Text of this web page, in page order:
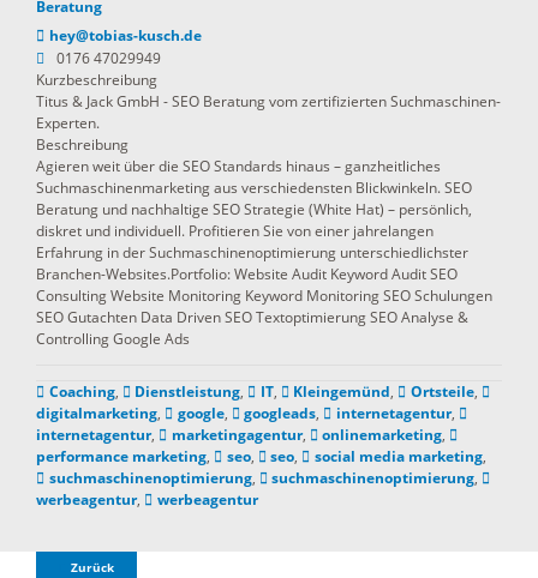
Beratung
hey@tobias-kusch.de
0176 47029949
Kurzbeschreibung
Titus & Jack GmbH - SEO Beratung vom zertifizierten Suchmaschinen-
Experten.
Beschreibung
Agieren weit über die SEO Standards hinaus – ganzheitliches
Suchmaschinenmarketing aus verschiedensten Blickwinkeln. SEO
Beratung und nachhaltige SEO Strategie (White Hat) – persönlich,
diskret und individuell. Profitieren Sie von einer jahrelangen
Erfahrung in der Suchmaschinenoptimierung unterschiedlichster
Branchen-Websites.Portfolio: Website Audit Keyword Audit SEO
Consulting Website Monitoring Keyword Monitoring SEO Schulungen
SEO Gutachten Data Driven SEO Textoptimierung SEO Analyse &
Controlling Google Ads
Coaching, Dienstleistung, IT, Kleingemünd, Ortsteile,
digitalmarketing, google, googleads, internetagentur,
internetagentur, marketingagentur, onlinemarketing,
performance marketing, seo, seo, social media marketing,
suchmaschinenoptimierung, suchmaschinenoptimierung,
werbeagentur, werbeagentur
Zurück